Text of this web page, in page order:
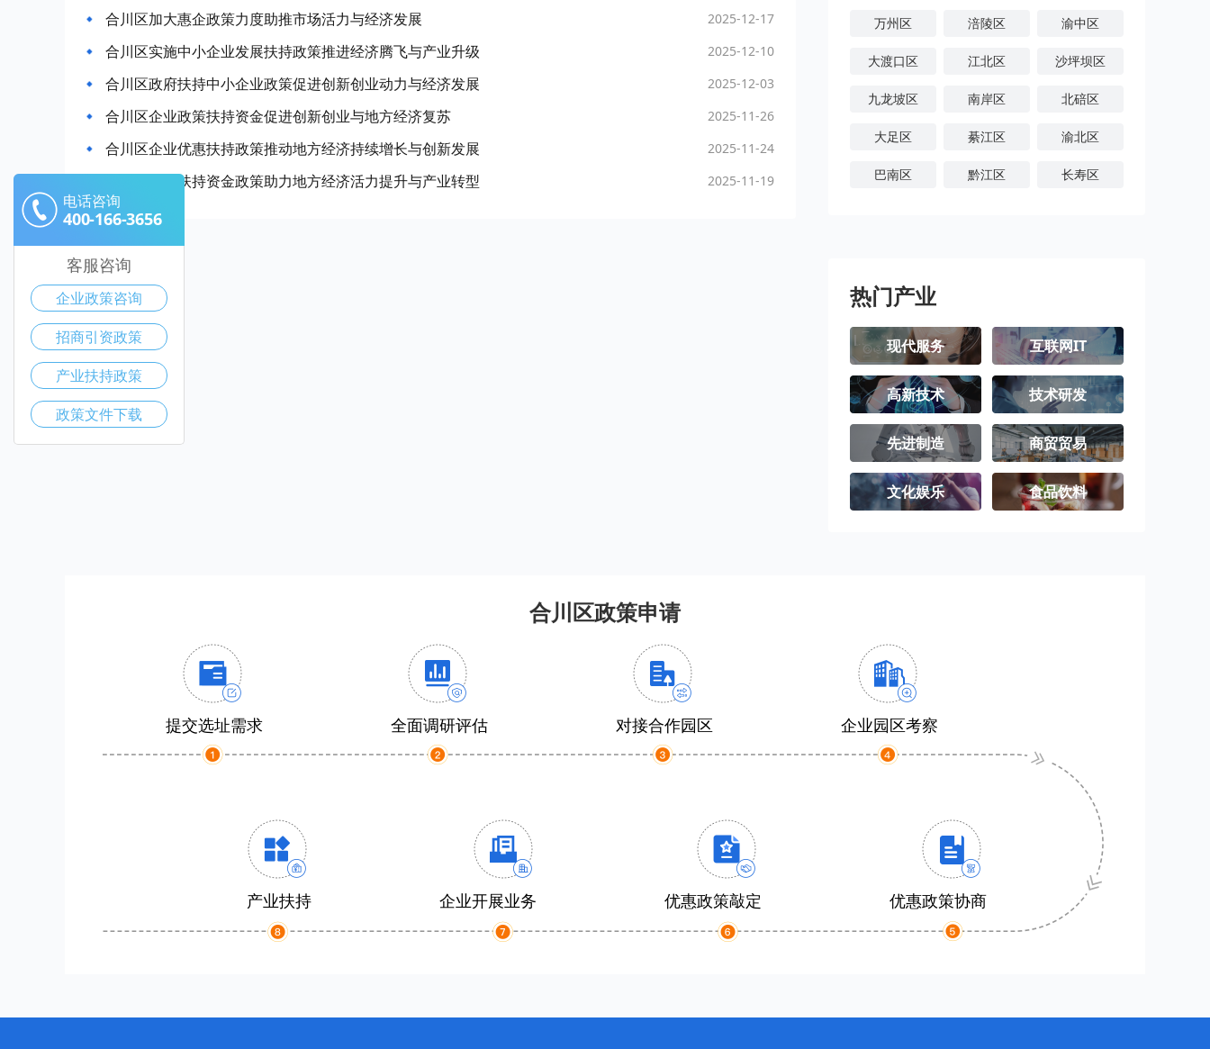
合川区加大惠企政策力度助推市场活力与经济发展 2025-12-17
合川区实施中小企业发展扶持政策推进经济腾飞与产业升级 2025-12-10
合川区政府扶持中小企业政策促进创新创业动力与经济发展 2025-12-03
合川区企业政策扶持资金促进创新创业与地方经济复苏 2025-11-26
合川区企业优惠扶持政策推动地方经济持续增长与创新发展 2025-11-24
合川区企业扶持资金政策助力地方经济活力提升与产业转型 2025-11-19
万州区 涪陵区 渝中区
大渡口区 江北区 沙坪坝区
九龙坡区 南岸区 北碚区
大足区 綦江区 渝北区
巴南区 黔江区 长寿区
丰都县
忠县 开州区 云阳县
奉节县 巫山县 巫溪县
石柱土家族自
治县
秀山土家族苗
族自治县
酉阳土家族苗
族自治县
彭水苗族土家
族自治县
江津区 合川区
永川区 南川区
热门产业
现代服务 互联网IT
高新技术 技术研发
先进制造 商贸贸易
文化娱乐 食品饮料
合川区政策申请
提交选址需求 全面调研评估 对接合作园区 企业园区考察
产业扶持 企业开展业务 优惠政策敲定 优惠政策协商
电话咨询
400-166-3656
客服咨询
企业政策咨询
招商引资政策
产业扶持政策
政策文件下载